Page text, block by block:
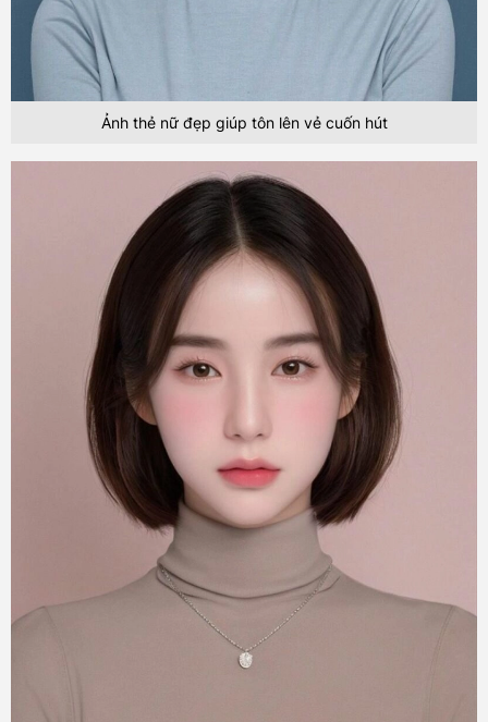
Ảnh thẻ nữ đẹp giúp tôn lên vẻ cuốn hút